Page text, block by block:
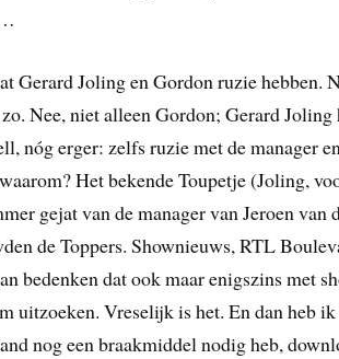
Gerard Joling en Gordon ruzie hebben.
Nee, niet alleen Gordon; Gerard
nóg erger: zelfs ruzie met de manager
Het bekende Toupetje (Joling,
gejat van de manager van Jeroen van
de Toppers. Shownieuws, RTL
bedenken dat ook maar enigszins met
uitzoeken. Vreselijk is het. En dan heb
nog een braakmiddel nodig heb,